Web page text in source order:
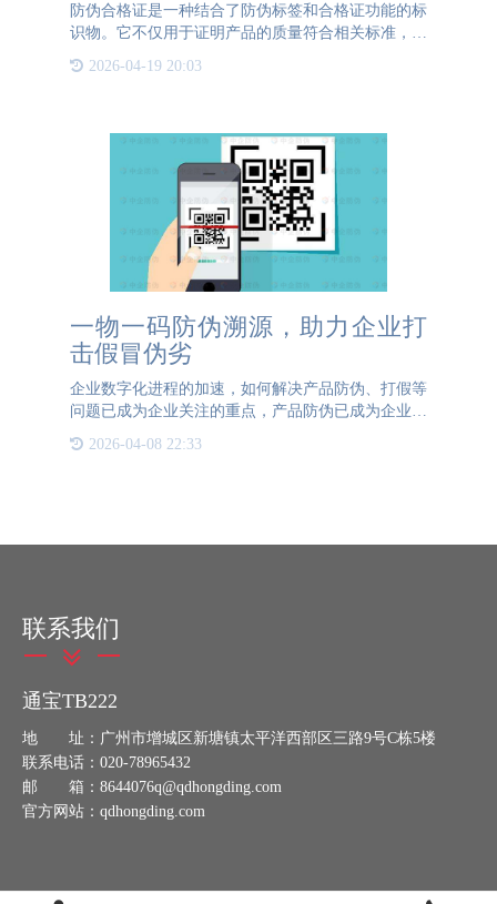
防伪合格证是一种结合了防伪标签和合格证功能的标
识物。它不仅用于证明产品的质量符合相关标准，还
业制作，采用多种防伪技术和材料，如激光全息、水
2026-04-19 20:03
一物一码防伪溯源，助力企业打
击假冒伪劣
企业数字化进程的加速，如何解决产品防伪、打假等
问题已成为企业关注的重点，产品防伪已成为企业品
临“真伪难辨”、“品质不稳定”等问题。这不仅影响了
2026-04-08 22:33
联系我们
通宝TB222
地 址：广州市增城区新塘镇太平洋西部区三路9号C栋5楼
联系电话：020-78965432
邮 箱：8644076q@qdhongding.com
官方网站：qdhongding.com